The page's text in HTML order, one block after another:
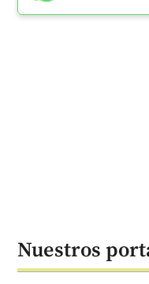
Nuestros